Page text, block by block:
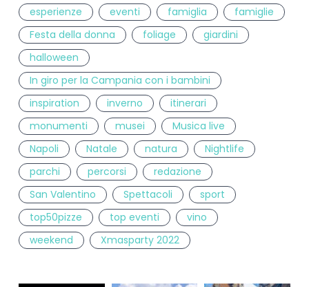
esperienze
eventi famiglia
famiglie
Festa della donna
foliage
giardini
halloween
In giro per la Campania con i bambini
inspiration
inverno
itinerari
monumenti
musei
Musica live
Napoli
Natale natura
Nightlife
parchi
percorsi
redazione
San Valentino
Spettacoli
sport
top50pizze
top eventi
vino
weekend
Xmasparty 2022